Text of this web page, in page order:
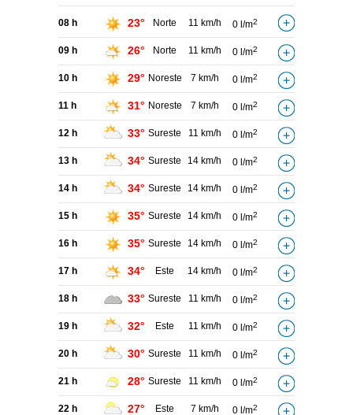
08 h 23° Norte 11 km/h 0 l/m2
09 h 26° Norte 11 km/h 0 l/m2
10 h 29° Noreste 7 km/h 0 l/m2
11 h 31° Noreste 7 km/h 0 l/m2
12 h 33° Sureste 11 km/h 0 l/m2
13 h 34° Sureste 14 km/h 0 l/m2
14 h 34° Sureste 14 km/h 0 l/m2
15 h 35° Sureste 14 km/h 0 l/m2
16 h 35° Sureste 14 km/h 0 l/m2
17 h 34° Este 14 km/h 0 l/m2
18 h 33° Sureste 11 km/h 0 l/m2
19 h 32° Este 11 km/h 0 l/m2
20 h 30° Sureste 11 km/h 0 l/m2
21 h 28° Sureste 11 km/h 0 l/m2
22 h 27° Este 7 km/h 0 l/m2